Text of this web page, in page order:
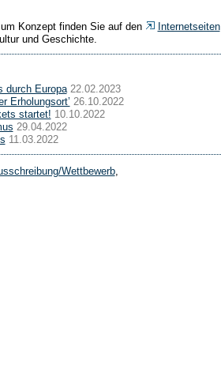
Konzept finden Sie auf den
Internetseiten
und Geschichte.
durch Europa 22.02.2023
Erholungsort’ 26.10.2022
startet! 10.10.2022
29.04.2022
11.03.2022
Wettbewerb,